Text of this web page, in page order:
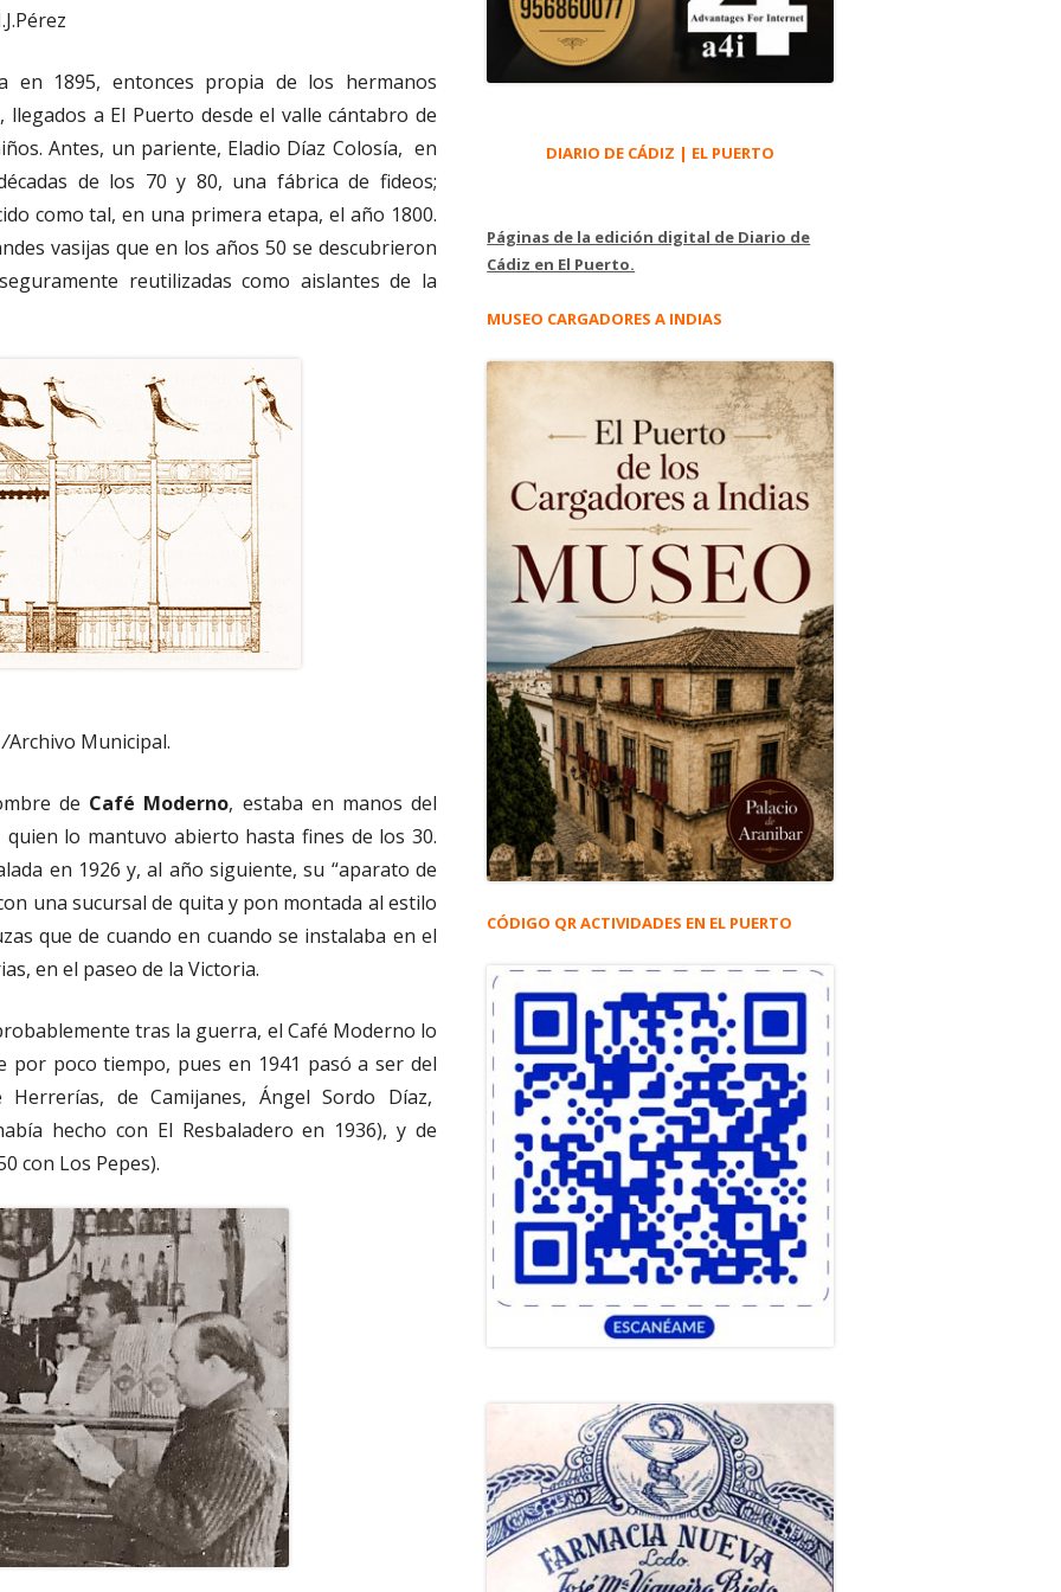
en 1895, entonces propia de los hermanos
llegados a El Puerto desde el valle cántabro de
Antes, un pariente, Eladio Díaz Colosía, en
de los 70 y 80, una fábrica de fideos;
como tal, en una primera etapa, el año 1800.
vasijas que en los años 50 se descubrieron
reutilizadas como aislantes de la
/Archivo Municipal.
de Café Moderno, estaba en manos del
quien lo mantuvo abierto hasta fines de los 30.
en 1926 y, al año siguiente, su “aparato de
una sucursal de quita y pon montada al estilo
que de cuando en cuando se instalaba en el
en el paseo de la Victoria.
tras la guerra, el Café Moderno lo
por poco tiempo, pues en 1941 pasó a ser del
de Camijanes, Ángel Sordo Díaz,
hecho con El Resbaladero en 1936), y de
con Los Pepes).
DIARIO DE CÁDIZ | EL PUERTO
Páginas de la edición digital de Diario de
Cádiz en El Puerto.
MUSEO CARGADORES A INDIAS
CÓDIGO QR ACTIVIDADES EN EL PUERTO